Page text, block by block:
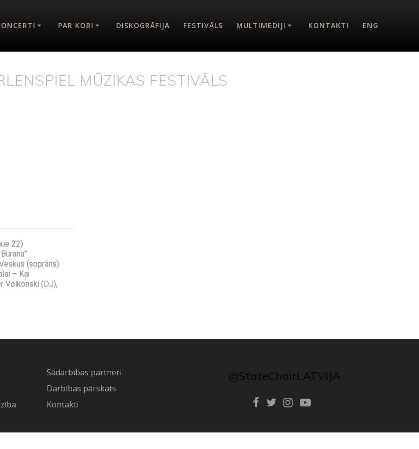
PAR KORI DISKOGRĀFIJA FESTIVĀLS MULTIMEDIJI KONTAKTI ENG
MŪZIKAS FESTIVĀLS
22)
(soprāns)
– Kai
Volkonski (DJ),
Sadarbības partneri
Darbības pārskats
Kontakti
@StateChoirLATVIJA